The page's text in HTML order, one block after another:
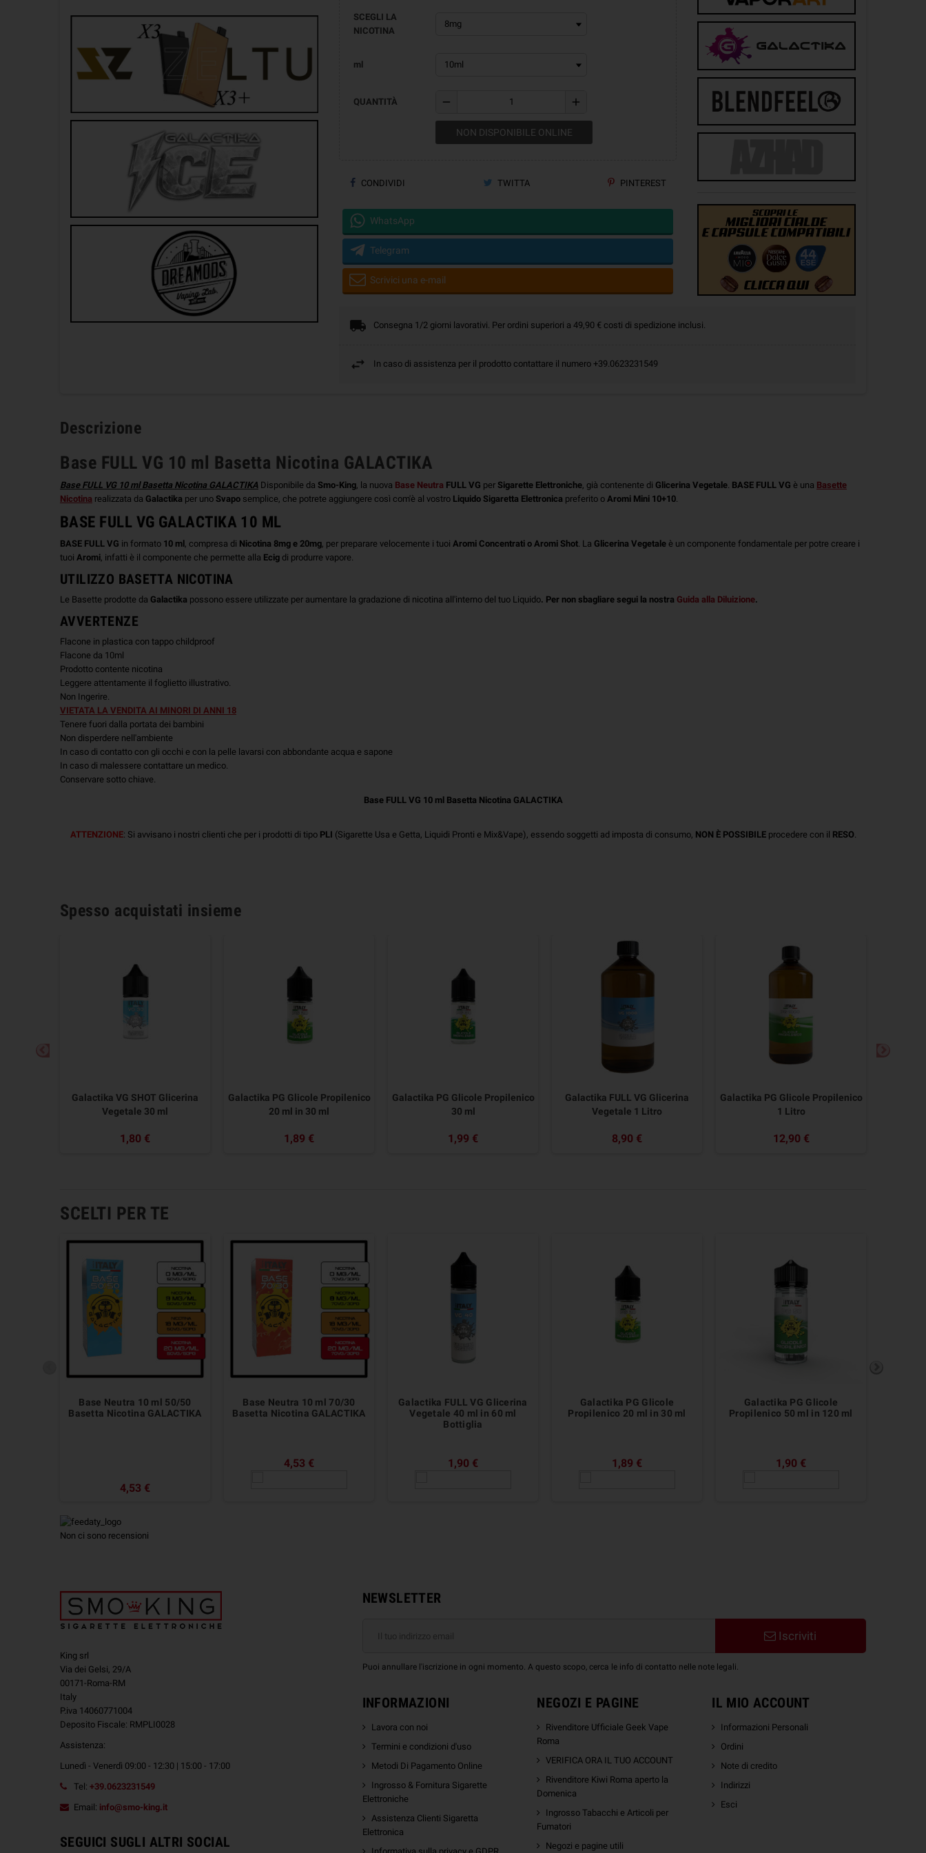
SCEGLI LA
NICOTINA
ml
QUANTITÀ remove add
NON DISPONIBILE ONLINE
CONDIVIDI TWITTA PINTEREST
WhatsApp
Telegram
Scrivici una e-mail
Consegna 1/2 giorni lavorativi. Per ordini superiori a 49,90 € costi di spedizione inclusi.
In caso di assistenza per il prodotto contattare il numero +39.0623231549
Descrizione
Base FULL VG 10 ml Basetta Nicotina GALACTIKA
Base FULL VG 10 ml Basetta Nicotina GALACTIKA Disponibile da Smo-King , la nuova Base Neutra FULL VG per Sigarette Elettroniche , già contenente di Glicerina Vegetale BASE FULL VG è una Basette
Nicotina realizzata da Galactika per uno Svapo semplice, che potrete aggiungere così com'è al vostro Liquido Sigaretta Elettronica preferito o Aromi Mini 10+10
BASE FULL VG GALACTIKA 10 ML
BASE FULL VG in formato 10 ml , compresa di Nicotina 8mg e 20mg , per preparare velocemente i tuoi Aromi Concentrati o Aromi Shot La Glicerina Vegetale è un componente fondamentale per potre creare i
tuoi Aromi , infatti è il componente che permette alla Ecig di produrre vapore.
UTILIZZO BASETTA NICOTINA
Le Basette prodotte da Galactika possono essere utilizzate per aumentare la gradazione di nicotina all'interno del tuo Liquido. Per non sbagliare segui la nostra Guida alla Diluizione.
AVVERTENZE
Flacone in plastica con tappo childproof
Flacone da 10ml
Prodotto contente nicotina
Leggere attentamente il foglietto illustrativo.
Non Ingerire.
VIETATA LA VENDITA AI MINORI DI ANNI 18
Tenere fuori dalla portata dei bambini
Non disperdere nell'ambiente
In caso di contatto con gli occhi e con la pelle lavarsi con abbondante acqua e sapone
In caso di malessere contattare un medico.
Conservare sotto chiave.
Base FULL VG 10 ml Basetta Nicotina GALACTIKA
ATTENZIONE: Si avvisano i nostri clienti che per i prodotti di tipo PLI (Sigarette Usa e Getta, Liquidi Pronti e Mix&Vape), essendo soggetti ad imposta di consumo, NON È POSSIBILEprocedere con il RESO
Spesso acquistati insieme
Galactika VG SHOT Glicerina
Vegetale 30 ml
1,80 €
Galactika PG Glicole Propilenico
20 ml in 30 ml
1,89 €
Galactika PG Glicole Propilenico
30 ml
1,99 €
Galactika FULL VG Glicerina
Vegetale 1 Litro
8,90 €
Galactika PG Glicole Propilenico
1 Litro
12,90 €
SCELTI PER TE
Base Neutra 10 ml 50/50
Basetta Nicotina GALACTIKA
4,53 €
Base Neutra 10 ml 70/30
Basetta Nicotina GALACTIKA
4,53 €
Galactika FULL VG Glicerina
Vegetale 40 ml in 60 ml
Bottiglia
1,90 €
Galactika PG Glicole
Propilenico 20 ml in 30 ml
1,89 €
Galactika PG Glicole
Propilenico 50 ml in 120 ml
1,90 €
Non ci sono recensioni
King srl
Via dei Gelsi, 29/A
00171-Roma-RM
Italy
P.iva 14060771004
Deposito Fiscale: RMPLI0028
Assistenza:
Lunedì - Venerdì 09:00 - 12:30 | 15:00 - 17:00
Tel: +39.0623231549
Email: info@smo-king.it
SEGUICI SUGLI ALTRI SOCIAL
NEWSLETTER
Iscriviti
Puoi annullare l'iscrizione in ogni momento. A questo scopo, cerca le info di contatto nelle note legali.
INFORMAZIONI
Lavora con noi
Termini e condizioni d'uso
Metodi Di Pagamento Online
Ingrosso & Fornitura Sigarette
Elettroniche
Assistenza Clienti Sigaretta
Elettronica
NEGOZI E PAGINE
Rivenditore Ufficiale Geek Vape
Roma
VERIFICA ORA IL TUO ACCOUNT
Rivenditore Kiwi Roma aperto la
Domenica
Ingrosso Tabacchi e Articoli per
Fumatori
Negozi e pagine utili
IL MIO ACCOUNT
Informazioni Personali
Ordini
Note di credito
Indirizzi
Esci